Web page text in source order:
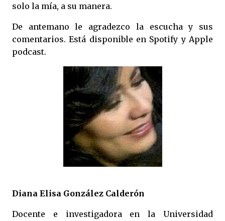
solo la mía, a su manera.
De antemano le agradezco la escucha y sus
comentarios. Está disponible en Spotify y Apple
podcast.
Diana Elisa González Calderón
Docente e investigadora en la Universidad